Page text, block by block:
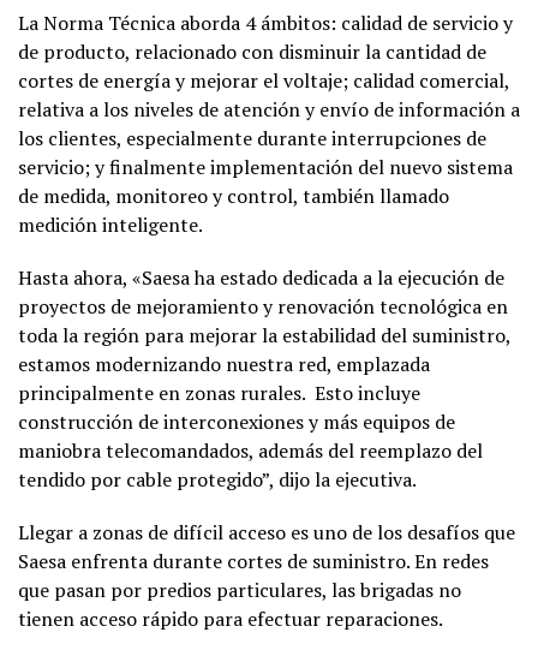
La Norma Técnica aborda 4 ámbitos: calidad de servicio y
de producto, relacionado con disminuir la cantidad de
cortes de energía y mejorar el voltaje; calidad comercial,
relativa a los niveles de atención y envío de información a
los clientes, especialmente durante interrupciones de
servicio; y finalmente implementación del nuevo sistema
de medida, monitoreo y control, también llamado
medición inteligente.
Hasta ahora, «Saesa ha estado dedicada a la ejecución de
proyectos de mejoramiento y renovación tecnológica en
toda la región para mejorar la estabilidad del suministro,
estamos modernizando nuestra red, emplazada
principalmente en zonas rurales. Esto incluye
construcción de interconexiones y más equipos de
maniobra telecomandados, además del reemplazo del
tendido por cable protegido”, dijo la ejecutiva.
Llegar a zonas de difícil acceso es uno de los desafíos que
Saesa enfrenta durante cortes de suministro. En redes
que pasan por predios particulares, las brigadas no
tienen acceso rápido para efectuar reparaciones.